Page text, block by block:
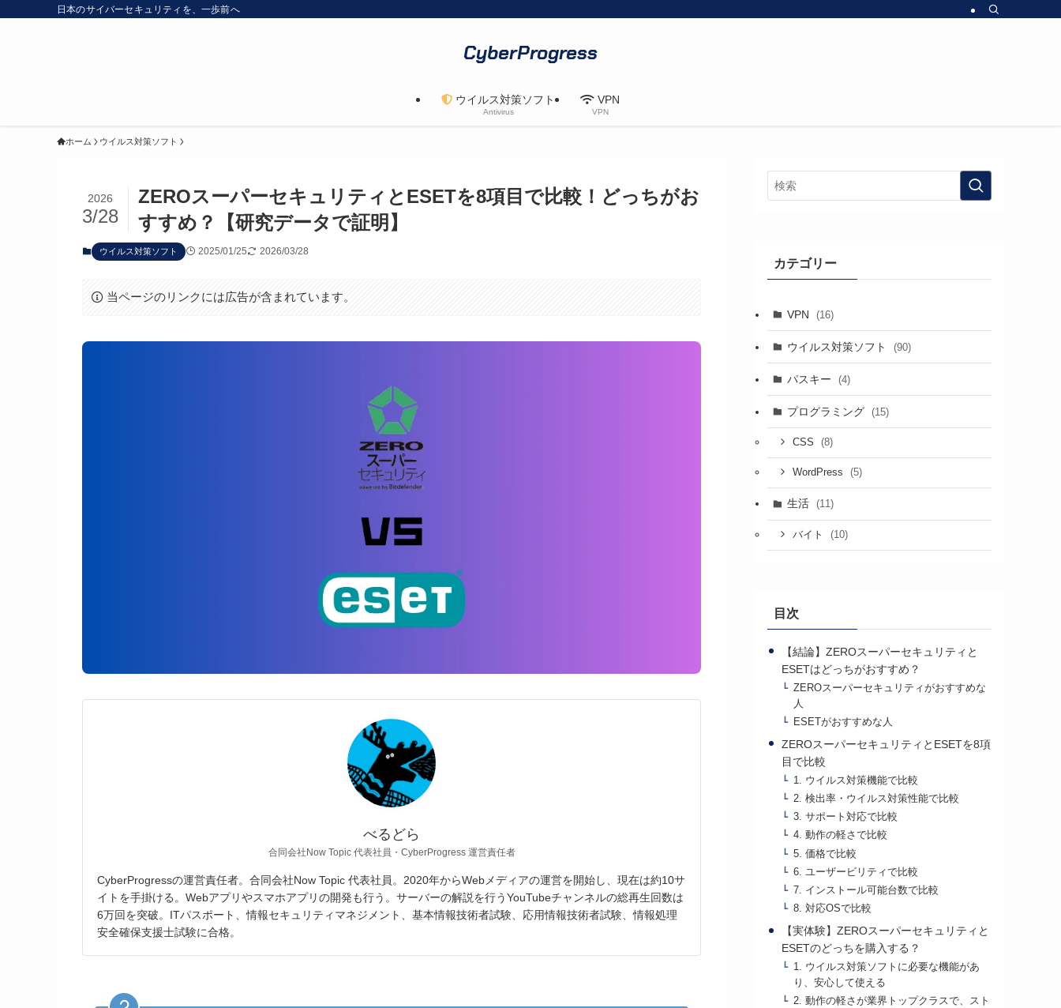
日本のサイバーセキュリティを、一歩前へ
CyberProgress
ウイルス対策ソフト
Antivirus
VPN
VPN
ホーム ウイルス対策ソフト
ZEROスーパーセキュリティとESETを8項目で比較！どっちがお
すすめ？【研究データで証明】
2026
3/28
ウイルス対策ソフト 2025/01/25 2026/03/28
当ページのリンクには広告が含まれています。
べるどら
合同会社Now Topic 代表社員・CyberProgress 運営責任者
CyberProgressの運営責任者。合同会社Now Topic 代表社員。2020年からWebメディアの運営を開始し、現在は約10サ
イトを手掛ける。Webアプリやスマホアプリの開発も行う。サーバーの解説を行うYouTubeチャンネルの総再生回数は
6万回を突破。ITパスポート、情報セキュリティマネジメント、基本情報技術者試験、応用情報技術者試験、情報処理
安全確保支援士試験に合格。
カテゴリー
VPN (16)
ウイルス対策ソフト (90)
パスキー (4)
プログラミング (15)
CSS (8)
WordPress (5)
生活 (11)
バイト (10)
目次
【結論】ZEROスーパーセキュリティと
ESETはどっちがおすすめ？
ZEROスーパーセキュリティがおすすめな
人
ESETがおすすめな人
ZEROスーパーセキュリティとESETを8項
目で比較
1. ウイルス対策機能で比較
2. 検出率・ウイルス対策性能で比較
3. サポート対応で比較
4. 動作の軽さで比較
5. 価格で比較
6. ユーザービリティで比較
7. インストール可能台数で比較
8. 対応OSで比較
【実体験】ZEROスーパーセキュリティと
ESETのどっちを購入する？
1. ウイルス対策ソフトに必要な機能があ
り、安心して使える
2. 動作の軽さが業界トップクラスで、スト